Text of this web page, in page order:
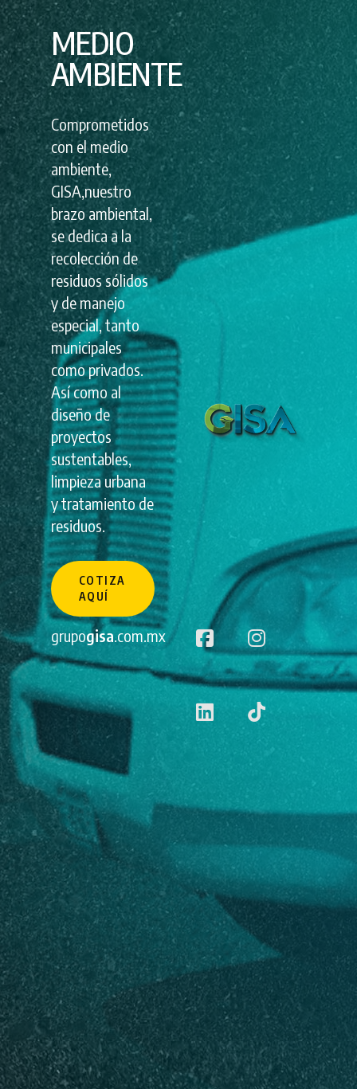
MEDIO
AMBIENTE
Comprometidos
con el medio
ambiente,
GISA,nuestro
brazo ambiental,
se dedica a la
recolección de
residuos sólidos
y de manejo
especial, tanto
municipales
como privados.
Así como al
diseño de
proyectos
sustentables,
limpieza urbana
y tratamiento de
residuos.
COTIZA
AQUÍ
grupogisa.com.mx